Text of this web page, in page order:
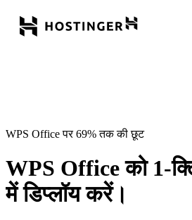
WPS Office पर 69% तक की छूट
WPS Office को 1-
में डिप्लॉय करें।